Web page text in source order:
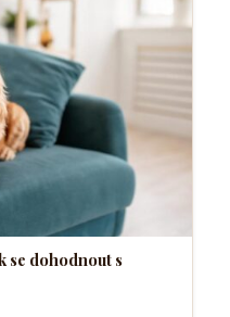
se dohodnout s